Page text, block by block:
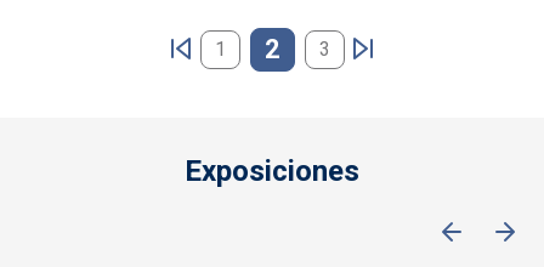
1 2 3
Exposiciones